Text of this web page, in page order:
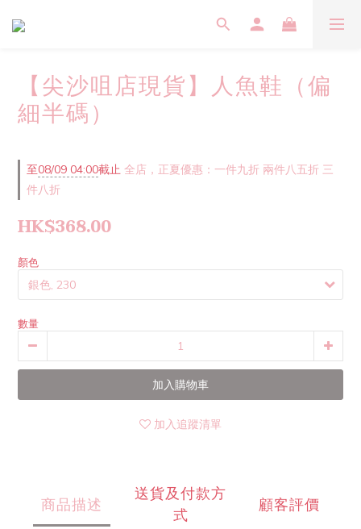
【尖沙咀店現貨】人魚鞋（偏
細半碼）
至08/09 04:00截止 全店，正夏優惠：一件九折 兩件八五折 三
件八折
HK$368.00
顏色
數量
加入購物車
加入追蹤清單
商品描述
送貨及付款方
式
顧客評價